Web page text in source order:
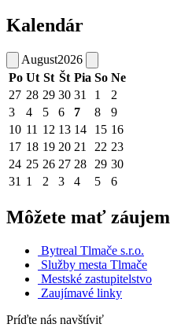
Kalendár
August2026
Po Ut St Št Pia So Ne
27 28 29 30 31 1
2
3
4 5 6 7 8
9
10 11 12 13 14 15 16
17 18 19 20 21 22 23
24 25 26 27 28 29 30
31 1 2 3 4 5 6
Môžete mať záujem
Bytreal Tlmače s.r.o.
Služby mesta Tlmače
Mestské zastupitelstvo
Zaujímavé linky
Príďte nás navštíviť